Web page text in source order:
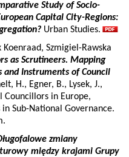
Study of Socio-
Capital City-Regions:
Urban Studies.
Szmigiel-Rawska
as Scrutineers. Mapping
and Instruments of Council
H., Egner, B., Lysek, J.,
Councillors in Europe,
Sub-National Governance.
zmiany
między krajami Grupy